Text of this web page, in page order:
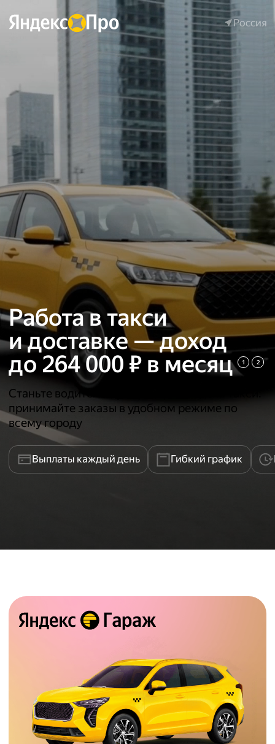
Россия
Санкт-Петербург
Казань
Новосибирск
Екатеринбург
Челябинск
Барнаул
Саратов
Ставрополь
Астрахань
Новороссийск
Сочи
Анапа
Тверь
Владивосток
Работа в такси
и доставке — доход
до 264 000 ₽ в месяц 1 2
Станьте водителем у партнёров Яндекс Такси:
принимайте заказы в удобном режиме по
всему городу
Выплаты каждый день Гибкий график